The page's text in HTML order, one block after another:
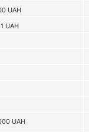
UAH
UAH
UAH